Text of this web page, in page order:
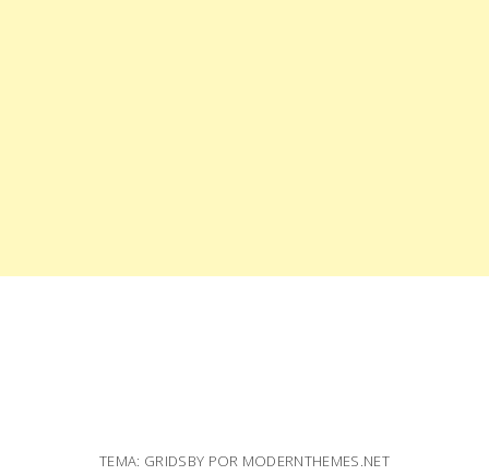
TEMA: GRIDSBY POR MODERNTHEMES.NET